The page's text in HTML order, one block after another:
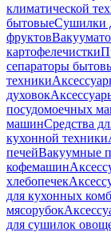
климатической
бытовыеСушилки
фруктов
картофелечистки
сепараторы
техники
духовок
посудомоечных
машинСредства
кухонной техники
печейВакуумные
кофемашин
хлебопечек
для кухонных
мясорубок
для сушилок